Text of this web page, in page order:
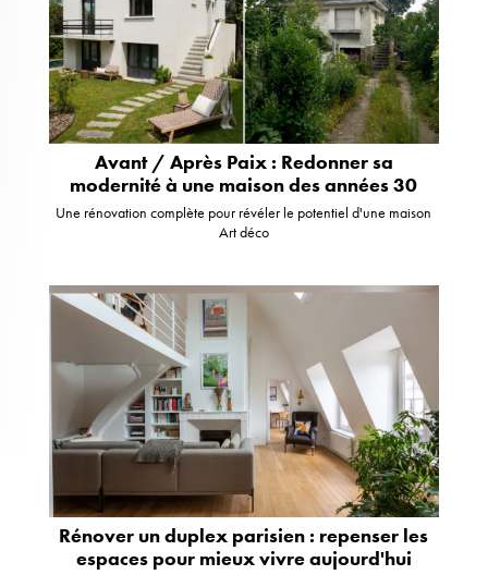
Avant / Après Paix : Redonner sa
modernité à une maison des années 30
Une rénovation complète pour révéler le potentiel d'une maison
Art déco
Rénover un duplex parisien : repenser les
espaces pour mieux vivre aujourd'hui